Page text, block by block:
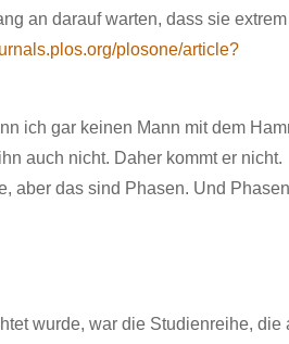
an darauf warten, dass sie extrem
plosone/article?
ich gar keinen Mann mit dem
auch nicht. Daher kommt er nicht.
aber das sind Phasen. Und
wurde, war die Studienreihe, die